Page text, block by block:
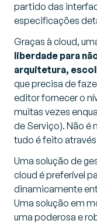
partido das
especificações
Graças à cloud,
liberdade para
arquitetura,
que precisa de
editor fornecer o
muitas vezes
de Serviço). Não é
tudo é feito
Uma solução de
cloud é preferível
dinamicamente
Uma solução em
uma poderosa e